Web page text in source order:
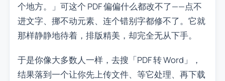
个地方。」可这个 PDF 偏偏什么都改不了——点不
进文字、挪不动元素、连个错别字都修不了。它就
那样静静地待着，排版精美，却完全无从下手。
于是你像大多数人一样，去搜「PDF 转 Word」，
结果落到一个让你先上传文件、等它处理、再下载